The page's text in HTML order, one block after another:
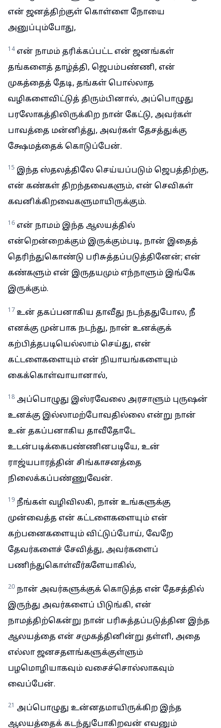
என் ஜனத்திற்குள் கொள்ளை நோயை
அனுப்பும்போது,
14 என் நாமம் தரிக்கப்பட்ட என் ஜனங்கள்
தங்களைத் தாழ்த்தி, ஜெபம்பண்ணி, என்
முகத்தைத் தேடி, தங்கள் பொல்லாத
வழிகளைவிட்டுத் திரும்பினால், அப்பொழுது
பரலோகத்திலிருக்கிற நான் கேட்டு, அவர்கள்
பாவத்தை மன்னித்து, அவர்கள் தேசத்துக்கு
க்ஷேமத்தைக் கொடுப்பேன்.
15 இந்த ஸ்தலத்திலே செய்யப்படும் ஜெபத்திற்கு,
என் கண்கள் திறந்தவைகளும், என் செவிகள்
கவனிக்கிறவைகளுமாயிருக்கும்.
16 என் நாமம் இந்த ஆலயத்தில்
என்றென்றைக்கும் இருக்கும்படி, நான் இதைத்
தெரிந்துகொண்டு பரிசுத்தப்படுத்தினேன்; என்
கண்களும் என் இருதயமும் எந்நாளும் இங்கே
இருக்கும்.
17 உன் தகப்பனாகிய தாவீது நடந்ததுபோல, நீ
எனக்கு முன்பாக நடந்து, நான் உனக்குக்
கற்பித்தபடியெல்லாம் செய்து, என்
கட்டளைகளையும் என் நியாயங்களையும்
கைக்கொள்வாயானால்,
18 அப்பொழுது இஸ்ரவேலை அரசாளும் புருஷன்
உனக்கு இல்லாமற்போவதில்லை என்று நான்
உன் தகப்பனாகிய தாவீதோடே
உடன்படிக்கைபண்ணினபடியே, உன்
ராஜ்யபாரத்தின் சிங்காசனத்தை
நிலைக்கப்பண்ணுவேன்.
19 நீங்கள் வழிவிலகி, நான் உங்களுக்கு
முன்வைத்த என் கட்டளைகளையும் என்
கற்பனைகளையும் விட்டுப்போய், வேறே
தேவர்களைச் சேவித்து, அவர்களைப்
பணிந்துகொள்வீர்களேயாகில்,
20 நான் அவர்களுக்குக் கொடுத்த என் தேசத்தில்
இருந்து அவர்களைப் பிடுங்கி, என்
நாமத்திற்கென்று நான் பரிசுத்தப்படுத்தின இந்த
ஆலயத்தை என் சமுகத்தினின்று தள்ளி, அதை
எல்லா ஜனசதளங்களுக்குள்ளும்
பழமொழியாகவும் வசைச்சொல்லாகவும்
வைப்பேன்.
21 அப்பொழுது உன்னதமாயிருக்கிற இந்த
ஆலயத்தைக் கடந்துபோகிறவன் எவனும்